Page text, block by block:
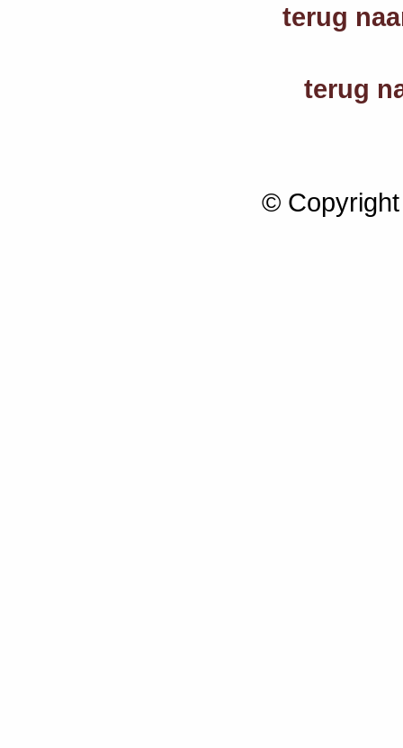
terug
terug
©